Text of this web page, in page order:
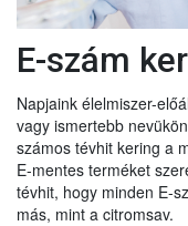
E-szám
Napjaink élelmiszer-
vagy ismertebb
számos tévhit kering a
E-mentes terméket
tévhit, hogy minden E-
más, mint a citromsav.